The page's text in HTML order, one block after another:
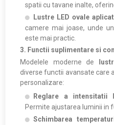
spatii cu tavane inalte,
Lustre LED ovale
camere mai joase, unde
este mai practic.
3. Functii suplimentare si
Modelele moderne de
diverse functii avansate care
personalizare:
Reglare a intensitatii
Permite ajustarea luminii in
Schimbarea